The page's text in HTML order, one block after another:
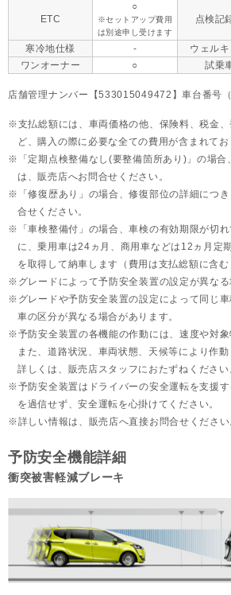
ETC
○
※セットアップ費用
は別途申し受けます
点検記
寒冷地仕様 - ウェル
ワンオーナー
○ 試乗
店舗管理ナンバー【533015049472】車台番号
支払総額には、車両価格の他、保険料、税金
ど、購入の際に必要な全ての費用が含まれてお
「定期点検整備なし(要整備箇所あり)」の場
は、販売店へお問合せください。
「修復歴あり」の場合、修復部位の詳細につ
合せください。
「車検整備付」の場合、車検の有効期限が切
に、乗用車は24ヵ月、 商用車などは12ヵ月定
を取得して納車します（費用は支払総額に含む
グレードによって予防安全装置の設定が異なる
グレードや予防安全装置の設定によって同じ
車の区分が異なる場合があります。
予防安全装置の各機能の作動には、速度や対象
また、道路状況、車両状態、天候等により作動
詳しくは、販売店スタッフにおたずねください
予防安全装置はドライバーの安全運転を支援
を過信せず、安全運転を心掛けてください。
詳しい情報は、販売店へ直接お問合せください
予防安全機能詳細
衝突被害軽減ブレーキ